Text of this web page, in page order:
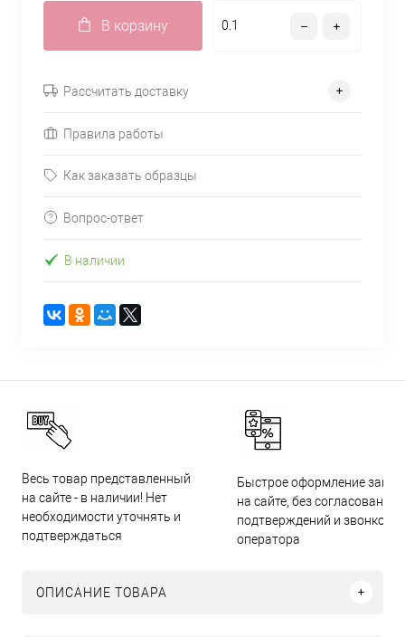
В корзину
Рассчитать доставку
Правила работы
Как заказать образцы
Вопрос-ответ
В наличии
Весь товар представленный
на сайте - в наличии! Нет
необходимости уточнять и
подтверждаться
Быстрое оформление
на сайте, без согласований,
подтверждений и звонков
оператора
ОПИСАНИЕ ТОВАРА